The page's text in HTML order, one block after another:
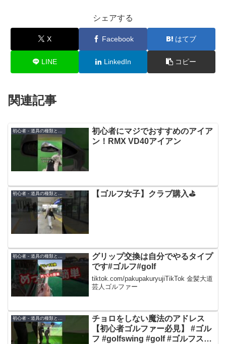
シェアする
X Facebook はてブ
LINE LinkedIn コピー
関連記事
初心者 - 道具の種類と選び方
初心者にマジでおすすめのアイア
ン！RMX VD40アイアン
【ゴルフ女子】クラブ購入⛳️
グリップ交換は自分でやるタイプ
です#ゴルフ#golf
tiktok.com/pakupakuryujiTikTok 金髪大道
芸人ゴルファー
初心者 - 道具の種類と選び方
チョロをしない魔法のアドレス
【初心者ゴルファー必見】 #ゴル
フ #golfswing #golf #ゴルフスイ